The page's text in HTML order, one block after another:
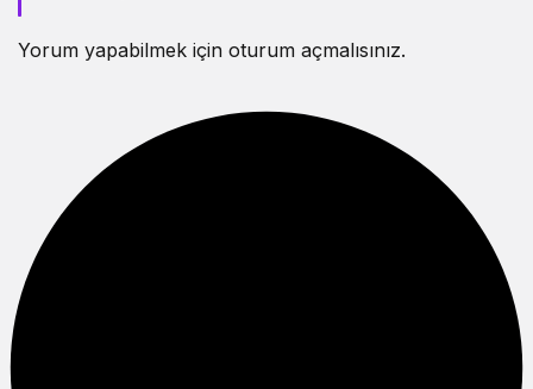
Yorum yapabilmek için oturum açmalısınız.